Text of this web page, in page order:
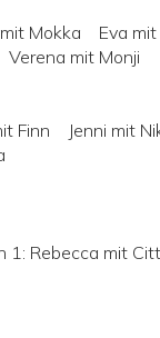
Mokka Eva mit
mit Monji
Finn Jenni mit
1: Rebecca mit